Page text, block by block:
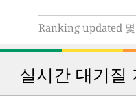
Ranking updated 몇
실시간 대기질